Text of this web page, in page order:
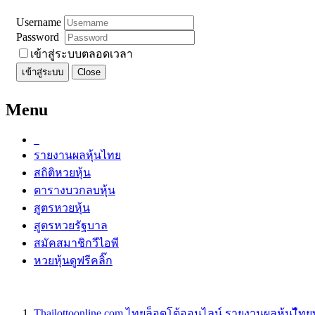
Username
Password
เข้าสู่ระบบตลอดเวลา
เข้าสู่ระบบ Close
Menu
รายงานผลหุ้นไทย
สถิติหวยหุ้น
ตารางบวกลบหุ้น
สูตรหวยหุ้น
สูตรหวยรัฐบาล
สมัคสมาชิกวีไอพี
หวยหุ้นดูฟรีคลิ๊ก